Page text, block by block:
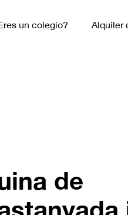
un colegio? Alquiler
de